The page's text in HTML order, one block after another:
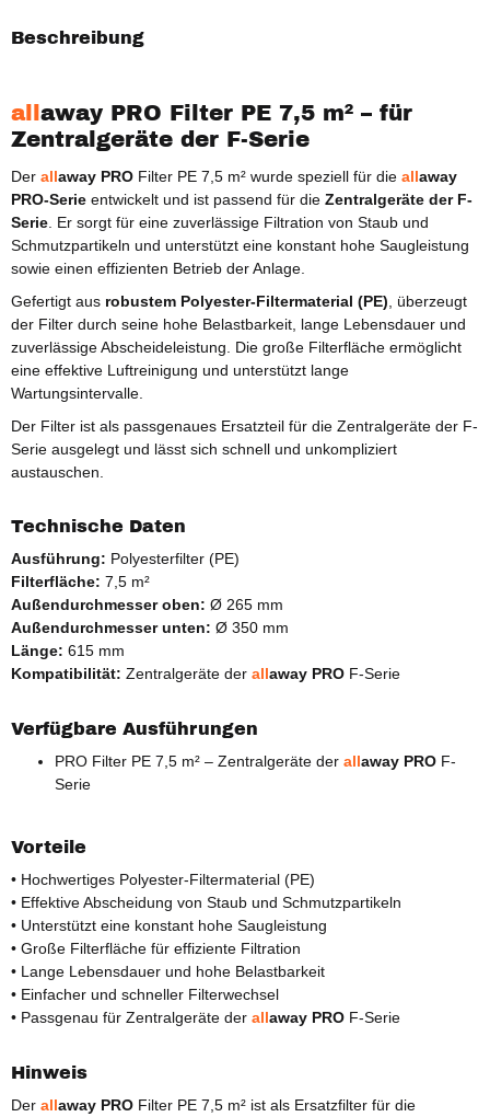
Beschreibung
allaway PRO Filter PE 7,5 m² – für
Zentralgeräte der F-Serie
Der allaway PRO Filter PE 7,5 m² wurde speziell für die allaway
PRO-Serie entwickelt und ist passend für die Zentralgeräte der F-
Serie . Er sorgt für eine zuverlässige Filtration von Staub und
Schmutzpartikeln und unterstützt eine konstant hohe Saugleistung
sowie einen effizienten Betrieb der Anlage.
Gefertigt aus robustem Polyester-Filtermaterial (PE) , überzeugt
der Filter durch seine hohe Belastbarkeit, lange Lebensdauer und
zuverlässige Abscheideleistung. Die große Filterfläche ermöglicht
eine effektive Luftreinigung und unterstützt lange
Wartungsintervalle.
Der Filter ist als passgenaues Ersatzteil für die Zentralgeräte der F-
Serie ausgelegt und lässt sich schnell und unkompliziert
austauschen.
Technische Daten
Ausführung: Polyesterfilter (PE)
Filterfläche: 7,5 m²
Außendurchmesser oben: Ø 265 mm
Außendurchmesser unten: Ø 350 mm
Länge: 615 mm
Kompatibilität: Zentralgeräte der allaway PRO F-Serie
Verfügbare Ausführungen
PRO Filter PE 7,5 m² – Zentralgeräte der allaway PRO F-
Serie
Vorteile
• Hochwertiges Polyester-Filtermaterial (PE)
• Effektive Abscheidung von Staub und Schmutzpartikeln
• Unterstützt eine konstant hohe Saugleistung
• Große Filterfläche für effiziente Filtration
• Lange Lebensdauer und hohe Belastbarkeit
• Einfacher und schneller Filterwechsel
• Passgenau für Zentralgeräte der allaway PRO F-Serie
Hinweis
Der allaway PRO Filter PE 7,5 m² ist als Ersatzfilter für die